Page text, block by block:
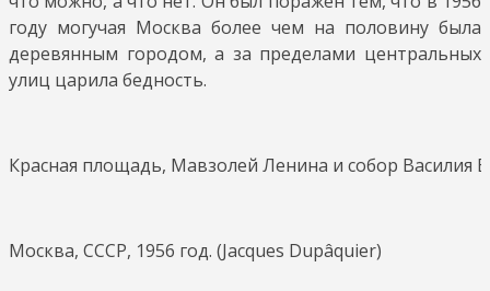
году могучая Москва более чем на половину была
деревянным городом, а за пределами центральных
улиц царила бедность.
Красная площадь, Мавзолей Ленина и собор Василия
Москва, СССР, 1956 год. (Jacques Dupâquier)